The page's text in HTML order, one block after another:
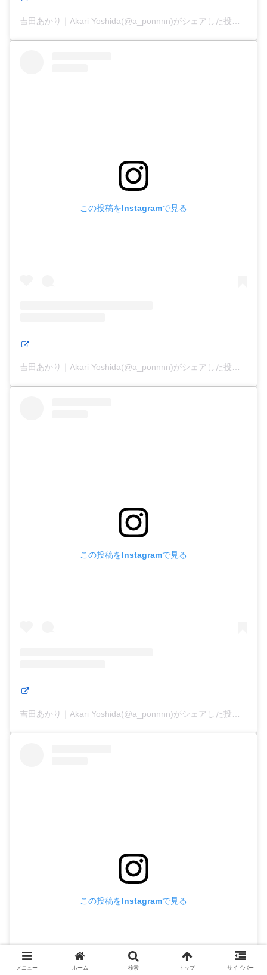
この投稿をInstagramで見る
吉田あかり｜Akari Yoshida(@a_ponnnn)がシェアした投稿
この投稿をInstagramで見る
この投稿をInstagramで見る
メニュー ホーム 検索 トップ サイドバー